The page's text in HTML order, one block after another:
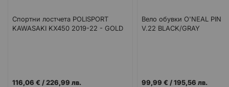
Спортни лостчета POLISPORT
KAWASAKI KX450 2019-22 - GOLD
116,06 € /226,99 лв.
Вело обувки O'NEAL
V.22 BLACK/GRAY
99,99 € /195,56 лв.